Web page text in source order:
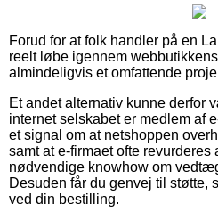
Forud for at folk handler på en
reelt løbe igennem
almindeligvis et omfattende
Et andet alternativ kunne derfor
internet selskabet er medlem af
et signal om at netshoppen
samt at e-firmaet ofte revurderes
nødvendige knowhow om
Desuden får du genvej til støtte,
ved din bestilling.